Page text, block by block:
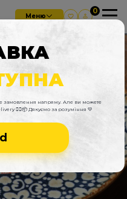
замовлення напряму. Але ви можете
🚴‍♂️📦 Дякуємо за розуміння 💛
Меню